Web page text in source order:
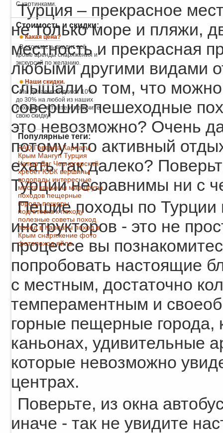
Турция – прекрасное
не только море и пляжи,
местность и прекрасная
любыми другими видами
слышали о том, что
совершив пешеходные
это невозможно? Очень
потому что активный
ехать так далеко?
Турции несравнимы ни с
Пешие походы по Турции
инструкторов - это не
процессе вы
попробовать настоящие
с местным, достаточно
темпераментным и
горные пещерные города,
каньонах, удивительные
которые невозможно
центрах.
Поверьте, из окна
иначе - так не увидите
С картинками.
Стоимость и скидки:
Какая цена?
В стоимость входит всё,
кроме аренды снаряжения и
экскурсий по желанию.
Наши скидки.
Мы делаем скидки от 10%
до 30% на любой из наших
походов - читайте и получите
свою скидку!
Популярные теги:
FAQ Говерла Карпаты
Крым Мангуп Турция
Чатыр Даг Черногорский
хребет ЮБК вершины
водопады интересные
места каньоны маршруты
походов пещерные
города пещеры
подготовка к походу
полезные советы поход
поход в Карпаты поход в
Крым снаряжение фото
фотопоход яйла